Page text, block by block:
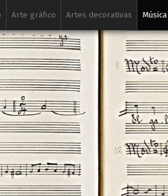
Arte gráfico Artes decorativas Música